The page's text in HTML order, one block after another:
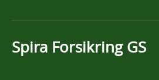
Spira Forsikring GS